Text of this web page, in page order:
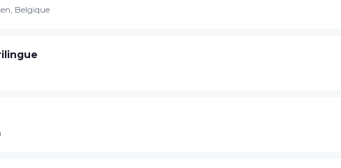
Belgique
sur Google Play
sur le web